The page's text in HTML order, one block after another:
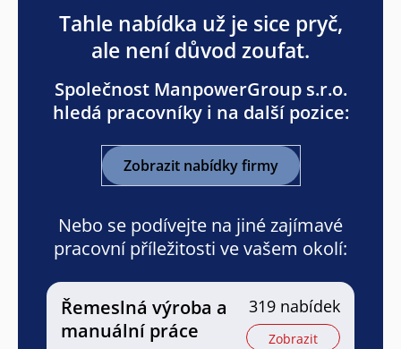
Tahle nabídka už je sice pryč,
ale není důvod zoufat.
Společnost ManpowerGroup s.r.o.
hledá pracovníky i na další pozice:
Zobrazit nabídky firmy
Nebo se podívejte na jiné zajímavé
pracovní příležitosti ve vašem okolí:
Řemeslná výroba a
manuální práce
319 nabídek
Zobrazit